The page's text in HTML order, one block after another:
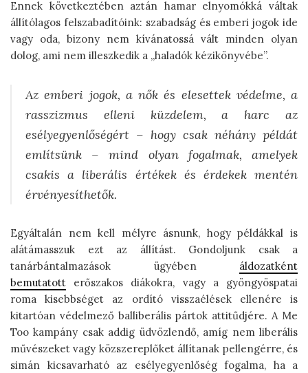
Ennek következtében aztán hamar elnyomókká váltak
állítólagos felszabadítóink: szabadság és emberi jogok ide
vagy oda, bizony nem kívánatossá vált minden olyan
dolog, ami nem illeszkedik a „haladók kézikönyvébe”.
Az emberi jogok, a nők és elesettek védelme, a
rasszizmus elleni küzdelem, a harc az
esélyegyenlőségért – hogy csak néhány példát
említsünk – mind olyan fogalmak, amelyek
csakis a liberális értékek és érdekek mentén
érvényesíthetők.
Egyáltalán nem kell mélyre ásnunk, hogy példákkal is
alátámasszuk ezt az állítást. Gondoljunk csak a
tanárbántalmazások ügyében áldozatként
bemutatott erőszakos diákokra, vagy a gyöngyöspatai
roma kisebbséget az ordító visszaélések ellenére is
kitartóan védelmező balliberális pártok attitűdjére. A Me
Too kampány csak addig üdvözlendő, amíg nem liberális
művészeket vagy közszereplőket állítanak pellengérre, és
simán kicsavarható az esélyegyenlőség fogalma, ha a